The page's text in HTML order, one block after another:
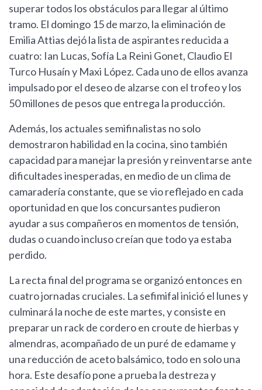
superar todos los obstáculos para llegar al último
tramo. El domingo 15 de marzo, la eliminación de
Emilia Attias dejó la lista de aspirantes reducida a
cuatro: Ian Lucas, Sofía La Reini Gonet, Claudio El
Turco Husaín y Maxi López. Cada uno de ellos avanza
impulsado por el deseo de alzarse con el trofeo y los
50 millones de pesos que entrega la producción.
Además, los actuales semifinalistas no solo
demostraron habilidad en la cocina, sino también
capacidad para manejar la presión y reinventarse ante
dificultades inesperadas, en medio de un clima de
camaradería constante, que se vio reflejado en cada
oportunidad en que los concursantes pudieron
ayudar a sus compañeros en momentos de tensión,
dudas o cuando incluso creían que todo ya estaba
perdido.
La recta final del programa se organizó entonces en
cuatro jornadas cruciales. La sefimifal inició el lunes y
culminará la noche de este martes, y consiste en
preparar un rack de cordero en croute de hierbas y
almendras, acompañado de un puré de edamame y
una reducción de aceto balsámico, todo en solo una
hora. Este desafío pone a prueba la destreza y